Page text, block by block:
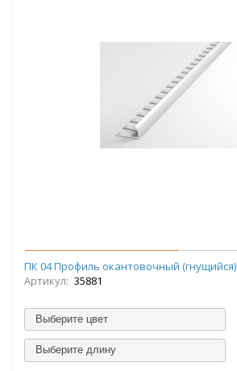
ПК 04 Профиль окантовочный (гнущийся)
Артикул: 35881
Выберите цвет
Выберите длину